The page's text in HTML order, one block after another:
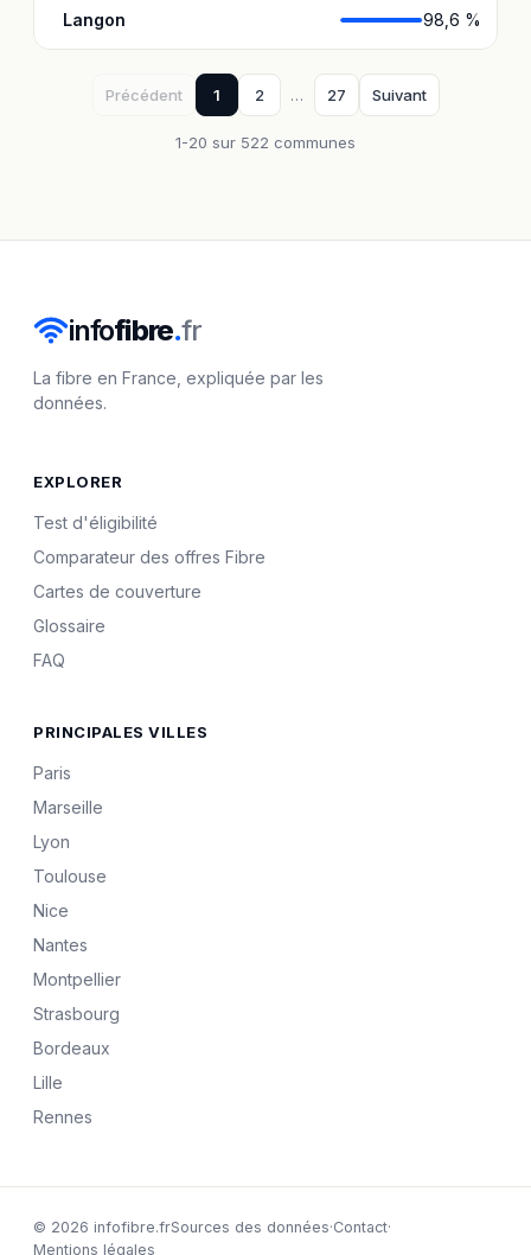
Langon 98,6 %
Précédent 1 2 … 27 Suivant
1-20 sur 522 communes
infofibre.fr
La fibre en France, expliquée par les
données.
EXPLORER
Test d'éligibilité
Comparateur des offres Fibre
Cartes de couverture
Glossaire
FAQ
PRINCIPALES VILLES
Paris
Marseille
Lyon
Toulouse
Nice
Nantes
Montpellier
Strasbourg
Bordeaux
Lille
Rennes
© 2026 infofibre.frSources des données·Contact·
Mentions légales